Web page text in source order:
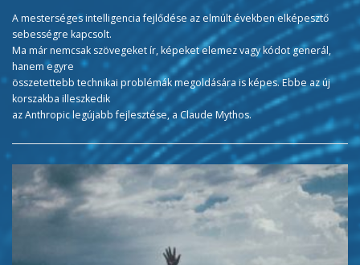
A mesterséges intelligencia fejlődése az elmúlt években elképesztő
sebességre kapcsolt.
Ma már nemcsak szövegeket ír, képeket elemez vagy kódot generál,
hanem egyre
összetettebb technikai problémák megoldására is képes. Ebbe az új
korszakba illeszkedik
az Anthropic legújabb fejlesztése, a Claude Mythos.